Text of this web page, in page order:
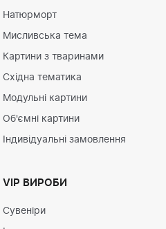
Натюрморт
Мисливська тема
Картини з тваринами
Східна тематика
Модульні картини
Об'ємні картини
Індивідуальні замовлення
VIP ВИРОБИ
Сувеніри